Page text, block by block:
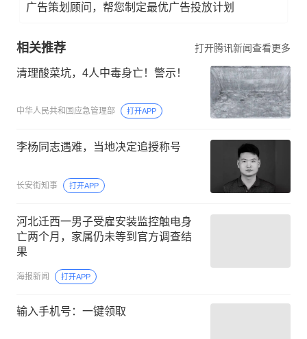
广告策划顾问，帮您制定最优广告投放计划
相关推荐 打开腾讯新闻查看更多
清理酸菜坑，4人中毒身亡！警示！
中华人民共和国应急管理部 打开APP
李杨同志遇难，当地决定追授称号
长安街知事 打开APP
河北迁西一男子受雇安装监控触电身
亡两个月，家属仍未等到官方调查结
果
海报新闻 打开APP
输入手机号：一键领取